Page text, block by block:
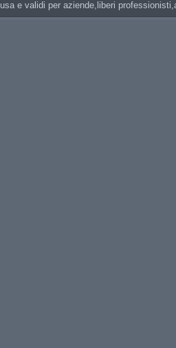
e validi per aziende,liberi